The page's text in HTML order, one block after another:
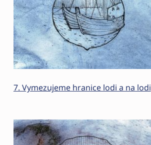
7. Vymezujeme hranice lodi a na lodi